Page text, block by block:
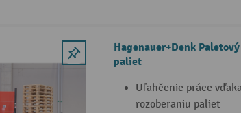
Hagenauer+Denk
paliet
Uľahčenie práce
rozoberaniu paliet